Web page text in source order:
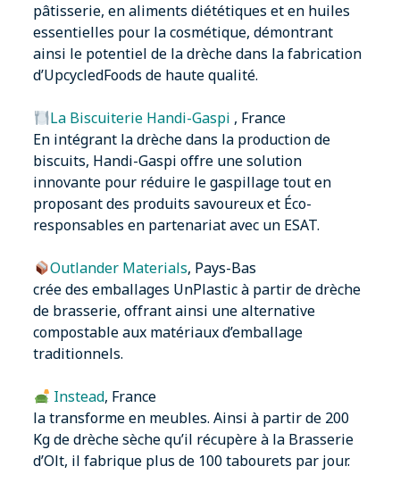
pâtisserie, en aliments diététiques et en huiles
essentielles pour la cosmétique, démontrant
ainsi le potentiel de la drèche dans la fabrication
d’UpcycledFoods de haute qualité.
La Biscuiterie Handi-Gaspi , France
En intégrant la drèche dans la production de
biscuits, Handi-Gaspi offre une solution
innovante pour réduire le gaspillage tout en
proposant des produits savoureux et Éco-
responsables en partenariat avec un ESAT.
Outlander Materials, Pays-Bas
crée des emballages UnPlastic à partir de drèche
de brasserie, offrant ainsi une alternative
compostable aux matériaux d’emballage
traditionnels.
Instead, France
la transforme en meubles. Ainsi à partir de 200
Kg de drèche sèche qu’il récupère à la Brasserie
d’Olt, il fabrique plus de 100 tabourets par jour.